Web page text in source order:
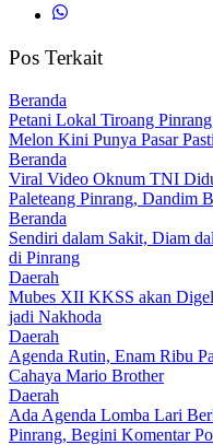
Pos Terkait
Beranda
Petani Lokal Tiroang
Melon Kini Punya Pasar Pasti
Beranda
Viral Video Oknum TNI
Paleteang Pinrang, Dandim
Beranda
Sendiri dalam Sakit, Diam
di Pinrang
Daerah
Mubes XII KKSS akan
jadi Nakhoda
Daerah
Agenda Rutin, Enam Ribu
Cahaya Mario Brother
Daerah
Ada Agenda Lomba Lari
Pinrang, Begini Komentar